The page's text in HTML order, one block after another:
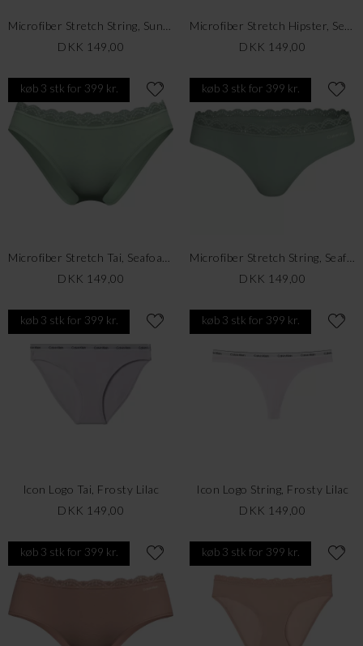
DKK 149,00
DKK 149,00
køb 3 stk for 399 kr.
DKK 149,00
køb 3 stk for 399 kr.
DKK 149,00
køb 3 stk for 399 kr.
Icon Logo Tai, Frosty Lilac
DKK 149,00
køb 3 stk for 399 kr.
Icon Logo String, Frosty Lilac
DKK 149,00
køb 3 stk for 399 kr. køb 3 stk for 399 kr.